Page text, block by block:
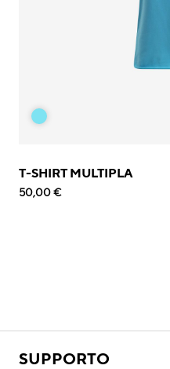
T-SHIRT MULTIPLA
50,00 €
SUPPORTO